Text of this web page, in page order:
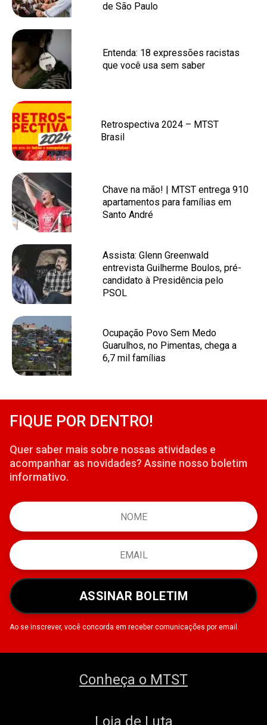
de São Paulo
Entenda: 18 expressões racistas
que você usa sem saber
Retrospectiva 2024 – MTST
Brasil
Chave na mão! | MTST entrega 910
apartamentos para famílias em
Santo André
Assista: Glenn Greenwald
entrevista Guilherme Boulos, pré-
candidato à Presidência pelo
PSOL
Ocupação Povo Sem Medo
Guarulhos, no Pimentas, chega a
6,7 mil famílias
FIQUE POR DENTRO!
Quer saber mais sobre nossas atividades e
acompanhar as novidades? Assine nosso boletim
informativo.
ASSINAR BOLETIM
Ao se inscrever, você concorda em receber comunicações por email.
Conheça o MTST
Loja de Luta